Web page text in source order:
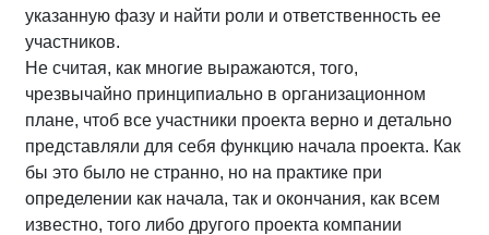
указанную фазу и найти роли и ответственность ее
участников.
Не считая, как многие выражаются, того,
чрезвычайно принципиально в организационном
плане, чтоб все участники проекта верно и детально
представляли для себя функцию начала проекта. Как
бы это было не странно, но на практике при
определении как начала, так и окончания, как всем
известно, того либо другого проекта компании